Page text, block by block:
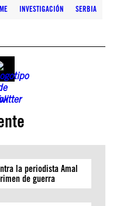
INVESTIGACIÓN SERBIA
la periodista Amal
de guerra